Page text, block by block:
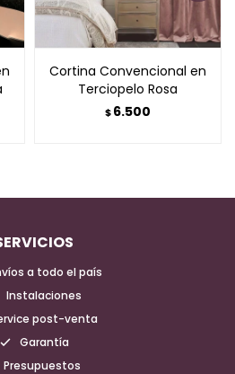
Cortina Convencional en
Terciopelo Rosa
$6.500
a todo el país
Instalaciones
post-venta
Garantía
Presupuestos